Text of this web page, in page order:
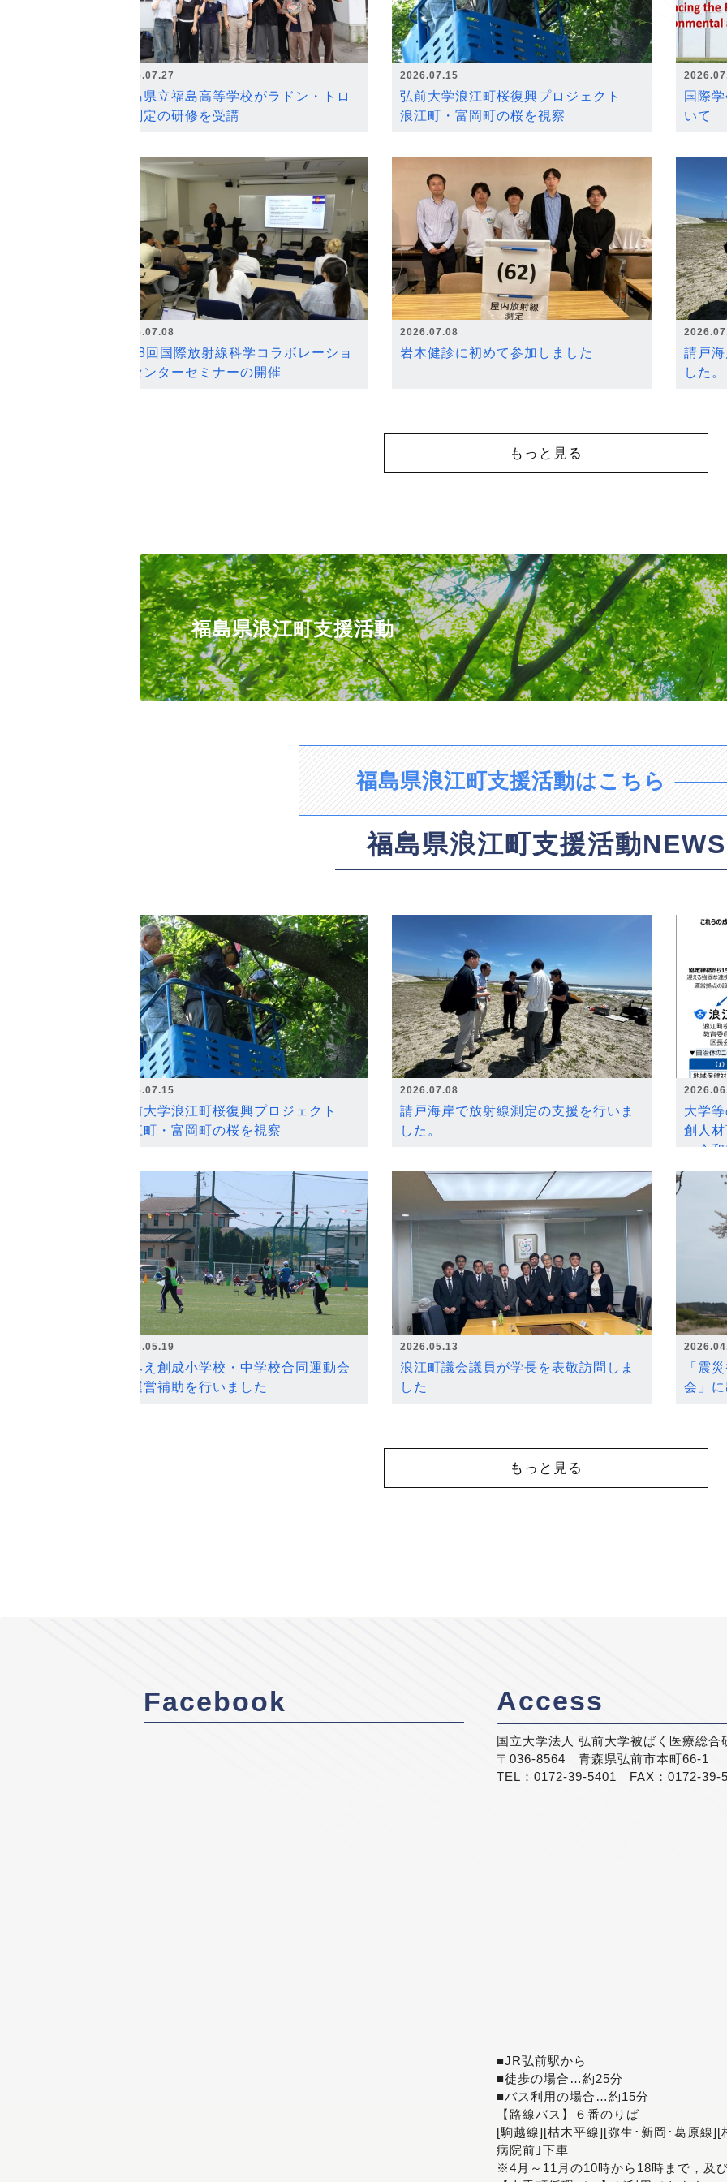
2026.07.27
福島県立福島高等学校がラドン・トロ
ン測定の研修を受講
2026.07.15
弘前大学浪江町桜復興プロジェクト
浪江町・富岡町の桜を視察
国際
いて
2026.07.08
第18回国際放射線科学コラボレーショ
ンセンターセミナーの開催
2026.07.08
岩木健診に初めて参加しました
請戸
した。
もっと見る
福島県浪江町支援活動
福島県浪江町支援活動はこちら
福島県浪江町支援活動NEWS
2026.07.15
弘前大学浪江町桜復興プロジェクト
浪江町・富岡町の桜を視察
2026.07.08
請戸海岸で放射線測定の支援を行いま
した。
大学
創人
～令
2026.05.19
なみえ創成小学校・中学校合同運動会
の運営補助を行いました
2026.05.13
浪江町議会議員が学長を表敬訪問しま
した
「震
会」
もっと見る
Facebook Access
国立大学法人 弘前大学被ばく医療総合
〒036-8564 青森県弘前市本町66-1
TEL：0172-39-5401 FAX：0172-39-
■JR弘前駅から
■徒歩の場合…約25分
■バス利用の場合…約15分
【路線バス】６番のりば
[駒越線][枯木平線][弥生･新岡･葛原線
病院前｣下車
※4月～11月の10時から18時まで，及